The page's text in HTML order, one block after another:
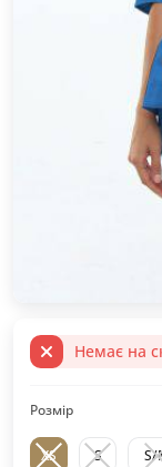
Немає на
Розмір
XS S S/